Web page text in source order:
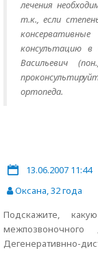
лечения
т.к., если
консультацию
Васильевич
ортопеда.
13.06.2007 11:44
Оксана, 32 года
Подскажите,
Дегенеративнно-